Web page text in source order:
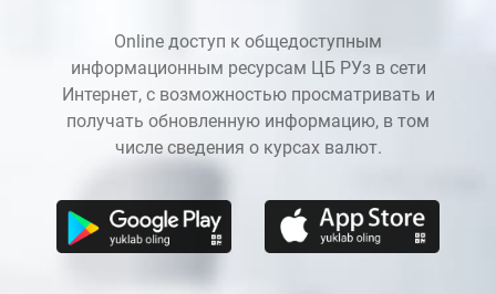
Online доступ к общедоступным
информационным ресурсам ЦБ РУз в сети
Интернет, с возможностью просматривать и
получать обновленную информацию, в том
числе сведения о курсах валют.